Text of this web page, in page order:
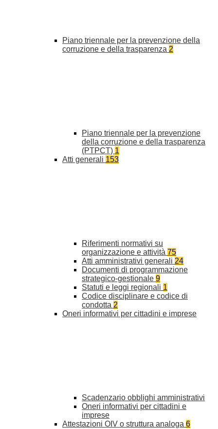
Piano triennale per la prevenzione della
corruzione e della trasparenza 2
Piano triennale per la prevenzione
della corruzione e della trasparenza
(PTPCT) 1
Atti generali 153
Riferimenti normativi su
organizzazione e attività 75
Atti amministrativi generali 24
Documenti di programmazione
strategico-gestionale 9
Statuti e leggi regionali 1
Codice disciplinare e codice di
condotta 2
Oneri informativi per cittadini e imprese
Scadenzario obblighi amministrativi
Oneri informativi per cittadini e
imprese
Attestazioni OIV o struttura analoga 6